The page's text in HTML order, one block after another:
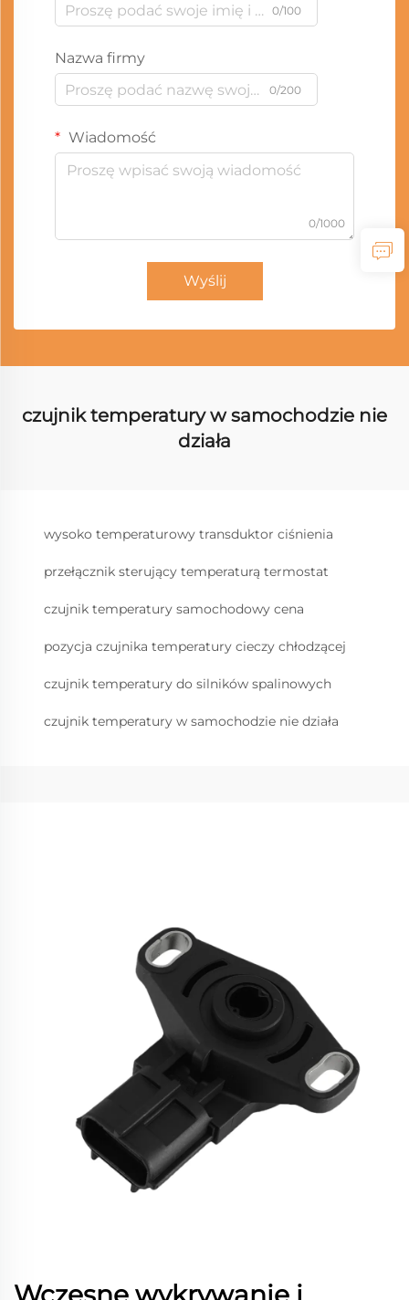
0/100
Nazwa firmy
0/200
Wiadomość
0/1000
Wyślij
czujnik temperatury w samochodzie nie
działa
wysoko temperaturowy transduktor ciśnienia
przełącznik sterujący temperaturą termostat
czujnik temperatury samochodowy cena
pozycja czujnika temperatury cieczy chłodzącej
czujnik temperatury do silników spalinowych
czujnik temperatury w samochodzie nie działa